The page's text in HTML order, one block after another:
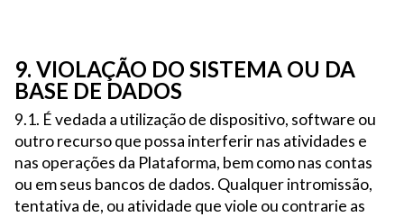
9. VIOLAÇÃO DO SISTEMA OU DA
BASE DE DADOS
9.1. É vedada a utilização de dispositivo, software ou
outro recurso que possa interferir nas atividades e
nas operações da Plataforma, bem como nas contas
ou em seus bancos de dados. Qualquer intromissão,
tentativa de, ou atividade que viole ou contrarie as